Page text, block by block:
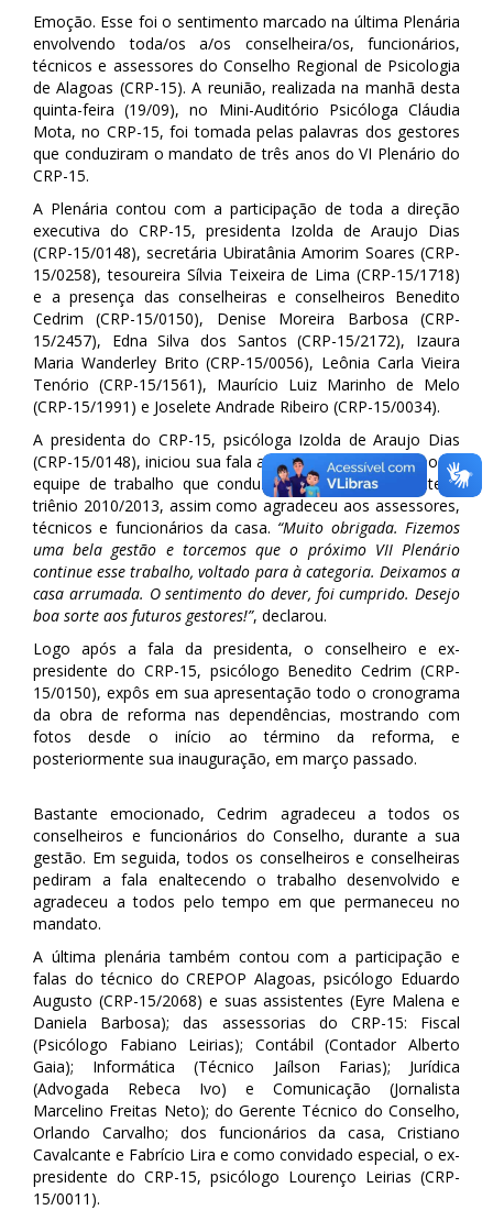
Emoção. Esse foi o sentimento marcado na última Plenária
envolvendo toda/os a/os conselheira/os, funcionários,
técnicos e assessores do Conselho Regional de Psicologia
de Alagoas (CRP-15). A reunião, realizada na manhã desta
quinta-feira (19/09), no Mini-Auditório Psicóloga Cláudia
Mota, no CRP-15, foi tomada pelas palavras dos gestores
que conduziram o mandato de três anos do VI Plenário do
CRP-15.
A Plenária contou com a participação de toda a direção
executiva do CRP-15, presidenta Izolda de Araujo Dias
(CRP-15/0148), secretária Ubiratânia Amorim Soares (CRP-
15/0258), tesoureira Sílvia Teixeira de Lima (CRP-15/1718)
e a presença das conselheiras e conselheiros Benedito
Cedrim (CRP-15/0150), Denise Moreira Barbosa (CRP-
15/2457), Edna Silva dos Santos (CRP-15/2172), Izaura
Maria Wanderley Brito (CRP-15/0056), Leônia Carla Vieira
Tenório (CRP-15/1561), Maurício Luiz Marinho de Melo
(CRP-15/1991) e Joselete Andrade Ribeiro (CRP-15/0034).
A presidenta do CRP-15, psicóloga Izolda de Araujo Dias
(CRP-15/0148), iniciou sua fala agradecendo o empenho da
equipe de trabalho que conduziu a instituição durante o
triênio 2010/2013, assim como agradeceu aos assessores,
técnicos e funcionários da casa. “Muito obrigada. Fizemos
uma bela gestão e torcemos que o próximo VII Plenário
continue esse trabalho, voltado para à categoria. Deixamos a
casa arrumada. O sentimento do dever, foi cumprido. Desejo
boa sorte aos futuros gestores!”, declarou.
Logo após a fala da presidenta, o conselheiro e ex-
presidente do CRP-15, psicólogo Benedito Cedrim (CRP-
15/0150), expôs em sua apresentação todo o cronograma
da obra de reforma nas dependências, mostrando com
fotos desde o início ao término da reforma, e
posteriormente sua inauguração, em março passado.
Bastante emocionado, Cedrim agradeceu a todos os
conselheiros e funcionários do Conselho, durante a sua
gestão. Em seguida, todos os conselheiros e conselheiras
pediram a fala enaltecendo o trabalho desenvolvido e
agradeceu a todos pelo tempo em que permaneceu no
mandato.
A última plenária também contou com a participação e
falas do técnico do CREPOP Alagoas, psicólogo Eduardo
Augusto (CRP-15/2068) e suas assistentes (Eyre Malena e
Daniela Barbosa); das assessorias do CRP-15: Fiscal
(Psicólogo Fabiano Leirias); Contábil (Contador Alberto
Gaia); Informática (Técnico Jaílson Farias); Jurídica
(Advogada Rebeca Ivo) e Comunicação (Jornalista
Marcelino Freitas Neto); do Gerente Técnico do Conselho,
Orlando Carvalho; dos funcionários da casa, Cristiano
Cavalcante e Fabrício Lira e como convidado especial, o ex-
presidente do CRP-15, psicólogo Lourenço Leirias (CRP-
15/0011).